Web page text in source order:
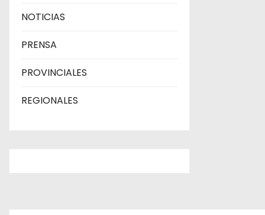
NOTICIAS
PRENSA
PROVINCIALES
REGIONALES